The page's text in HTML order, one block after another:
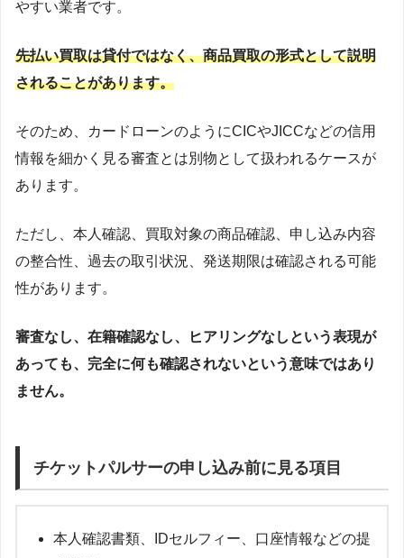
やすい業者です。
先払い買取は貸付ではなく、商品買取の形式として説明
されることがあります。
そのため、カードローンのようにCICやJICCなどの信用
情報を細かく見る審査とは別物として扱われるケースが
あります。
ただし、本人確認、買取対象の商品確認、申し込み内容
の整合性、過去の取引状況、発送期限は確認される可能
性があります。
審査なし、在籍確認なし、ヒアリングなしという表現が
あっても、完全に何も確認されないという意味ではあり
ません。
チケットパルサーの申し込み前に見る項目
本人確認書類、IDセルフィー、口座情報などの提